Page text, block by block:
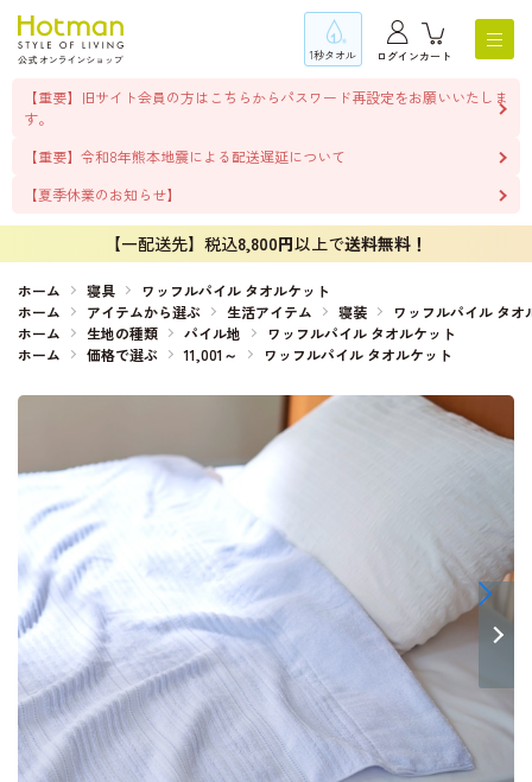
1秒タオル ログインカート
【重要】旧サイト会員の方はこちらからパスワード再設定をお願いいたしま
す。
【重要】令和8年熊本地震による配送遅延について
【夏季休業のお知らせ】
【一配送先】税込8,800円以上で送料無料！
ホーム 寝具
ワッフルパイル タオルケット
ホーム
アイテムから選ぶ 生活アイテム 寝装
ワッフルパイル タオ
ホーム
生地の種類 パイル地
ワッフルパイル タオルケット
ホーム
価格で選ぶ 11,001～ ワッフルパイル タオルケット